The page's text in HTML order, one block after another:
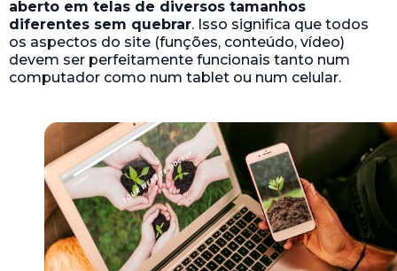
aberto em telas de diversos tamanhos
diferentes sem quebrar. Isso significa que todos
os aspectos do site (funções, conteúdo, vídeo)
devem ser perfeitamente funcionais tanto num
computador como num tablet ou num celular.